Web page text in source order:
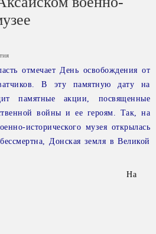
отмечает День освобождения от
В эту памятную дату на
памятные акции, посвященные
войны и ее героям. Так, на
исторического музея открылась
Донская земля в Великой
На